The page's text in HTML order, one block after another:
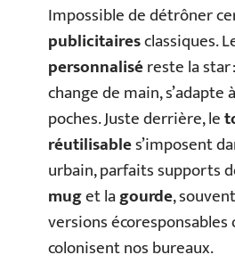
Impossible de détrôner
publicitairesclassiques.
personnaliséreste la star
change de main, s’adapte
poches. Juste derrière, le
réutilisables’imposent
urbain, parfaits supports
muget lagourde,
versions
colonisent nos bureaux.